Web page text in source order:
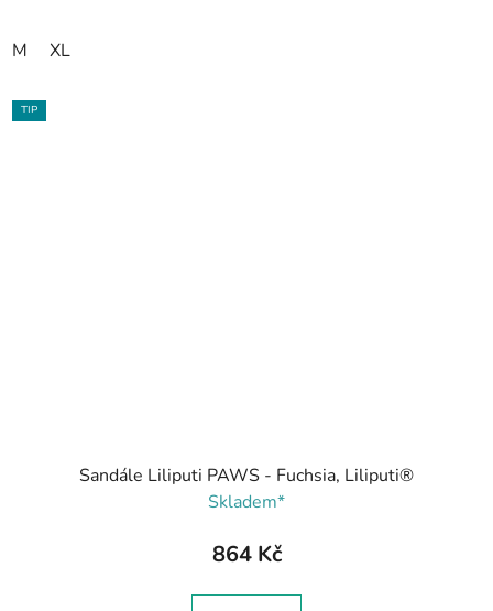
M XL
TIP
Sandále Liliputi PAWS - Fuchsia, Liliputi®
Skladem*
864 Kč